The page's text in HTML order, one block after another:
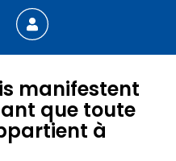
manifestent
que toute
à